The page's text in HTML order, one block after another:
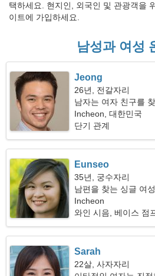
택하세요. 현지인, 외국인 및 관광객을
이트에 가입하세요.
남성과 여성
Jeong
26년, 전갈자리
남자는 여자 친구를
Incheon, 대한민국
단기 관계
Eunseo
35년, 궁수자리
남편을 찾는 싱글 여성
Incheon
와인 시음, 베이스 점
Sarah
22살, 사자자리